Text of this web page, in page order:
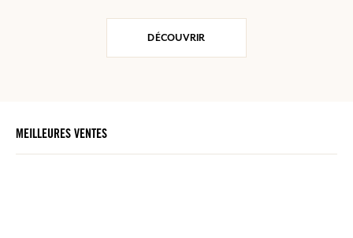
DÉCOUVRIR
MEILLEURES VENTES